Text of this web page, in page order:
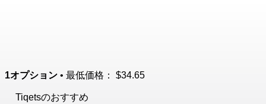
1オプション • 最低価格： $34.65
Tiqetsのおすすめ